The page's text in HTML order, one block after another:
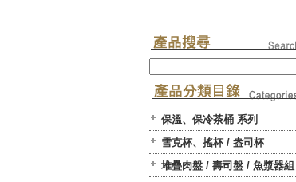
保溫、保冷茶桶 系列
雪克杯、搖杯 / 盎司杯
堆疊肉盤 / 壽司盤 / 魚漿器組